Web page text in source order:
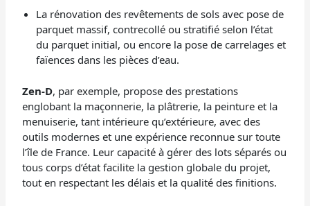
La rénovation des revêtements de sols avec pose de
parquet massif, contrecollé ou stratifié selon l’état
du parquet initial, ou encore la pose de carrelages et
faïences dans les pièces d’eau.
Zen-D, par exemple, propose des prestations
englobant la maçonnerie, la plâtrerie, la peinture et la
menuiserie, tant intérieure qu’extérieure, avec des
outils modernes et une expérience reconnue sur toute
l’île de France. Leur capacité à gérer des lots séparés ou
tous corps d’état facilite la gestion globale du projet,
tout en respectant les délais et la qualité des finitions.